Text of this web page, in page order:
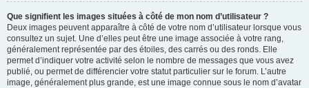
Que signifient les images situées à côté de mon nom d’utilisateur ?
Deux images peuvent apparaître à côté de votre nom d’utilisateur lorsque vous
consultez un sujet. Une d’elles peut être une image associée à votre rang,
généralement représentée par des étoiles, des carrés ou des ronds. Elle
permet d’indiquer votre activité selon le nombre de messages que vous avez
publié, ou permet de différencier votre statut particulier sur le forum. L’autre
image, généralement plus grande, est une image connue sous le nom d’avatar